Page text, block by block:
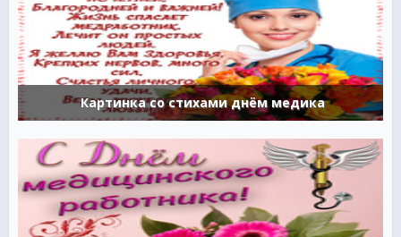
Картинка со стихами днём медика